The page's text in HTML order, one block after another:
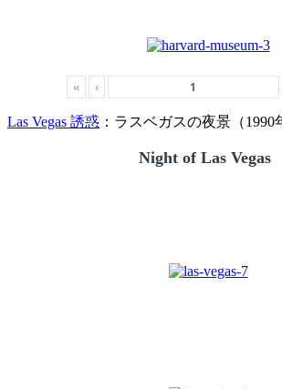
« ‹
Las Vegas 誘惑 ：ラスベガスの夜景（1990
Night of Las Vegas